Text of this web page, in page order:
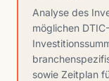
Analyse des
möglichen
sowie Zeitplan